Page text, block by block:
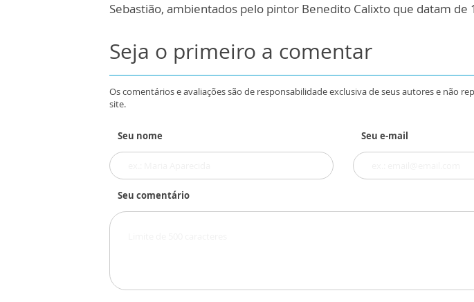
Sebastião, ambientados pelo pintor Benedito Calixto que datam de
Seja o primeiro a comentar
Os comentários e avaliações são de responsabilidade exclusiva de seus autores e não
site.
Seu nome Seu e-mail
Seu comentário